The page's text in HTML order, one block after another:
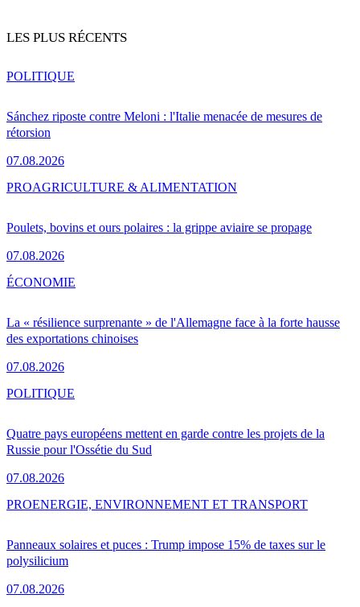
LES PLUS RÉCENTS
Sánchez riposte contre Meloni : l'Italie menacée de mesures de
rétorsion
07.08.2026
POLITIQUE
Poulets, bovins et ours polaires : la grippe aviaire se propage
07.08.2026
PROAGRICULTURE & ALIMENTATION
La « résilience surprenante » de l'Allemagne face à la forte hausse
des exportations chinoises
07.08.2026
ÉCONOMIE
Quatre pays européens mettent en garde contre les projets de la
Russie pour l'Ossétie du Sud
07.08.2026
POLITIQUE
Panneaux solaires et puces : Trump impose 15% de taxes sur le
polysilicium
07.08.2026
PROENERGIE, ENVIRONNEMENT ET TRANSPORT